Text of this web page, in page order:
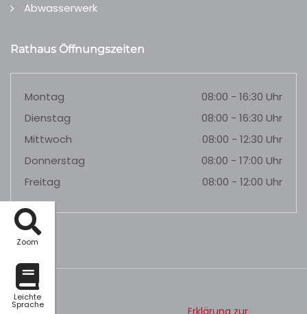
Zoom
Leichte
Sprache
Abwasserwerk
Rathaus Öffnungszeiten
Montag
08:00 - 16:30 Uhr
Dienstag
08:00 - 16:30 Uhr
Mittwoch
08:00 - 12:30 Uhr
Donnerstag
08:00 - 17:00 Uhr
Freitag
08:00 - 12:00 Uhr